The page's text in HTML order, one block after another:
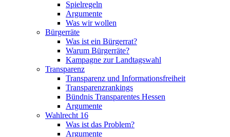
Spielregeln
Argumente
Was wir wollen
Bürgerräte
Was ist ein Bürgerrat?
Warum Bürgerräte?
Kampagne zur Landtagswahl
Transparenz
Transparenz und Informationsfreiheit
Transparenzrankings
Bündnis Transparentes Hessen
Argumente
Wahlrecht 16
Was ist das Problem?
Argumente